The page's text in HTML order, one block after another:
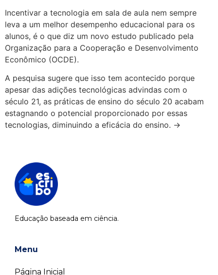
Incentivar a tecnologia em sala de aula nem sempre
leva a um melhor desempenho educacional para os
alunos, é o que diz um novo estudo publicado pela
Organização para a Cooperação e Desenvolvimento
Econômico (OCDE).
A pesquisa sugere que isso tem acontecido porque
apesar das adições tecnológicas advindas com o
século 21, as práticas de ensino do século 20 acabam
estagnando o potencial proporcionado por essas
tecnologias, diminuindo a eficácia do ensino. →
Educação baseada em ciência.
Menu
Página Inicial